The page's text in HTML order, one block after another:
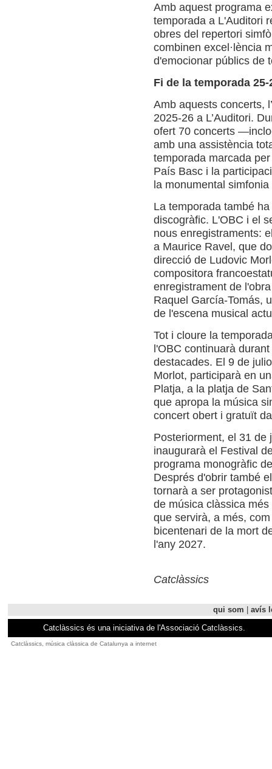
Amb aquest programa
temporada a L'Auditori
obres del repertori
combinen excel·lència
d'emocionar públics de
Fi de la temporada
Amb aquests concerts,
2025-26 a L’Auditori.
ofert 70 concerts
amb una assistència
temporada marcada
País Basc i la
la monumental simfonia
La temporada també
discogràfic. L'OBC i el
nous enregistraments:
a Maurice Ravel, que
direcció de Ludovic
compositora
enregistrament de
Raquel García-Tomás,
de l'escena musical
Tot i cloure la
l'OBC continuarà
destacades. El 9 de
Morlot, participarà en
Platja, a la platja de
que apropa la música
concert obert i gratuït
Posteriorment, el 31 de
inaugurarà el Festival
programa monogràfic
Després d'obrir també
tornarà a ser
de música clàssica
que servirà, a més,
bicentenari de la mort
l'any 2027.
Catclàssics
qui som
avís
Catclàssics és una iniciativa de l'Associació Catclàssics.
Catclàssics, música clàssica de Catalunya a internet